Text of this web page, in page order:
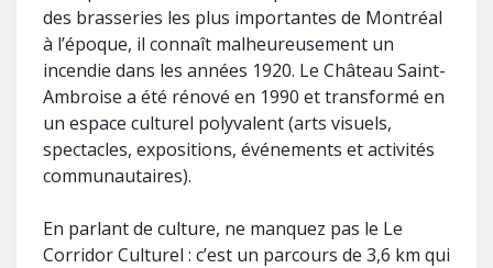
des brasseries les plus importantes de Montréal
à l’époque, il connaît malheureusement un
incendie dans les années 1920. Le Château Saint-
Ambroise a été rénové en 1990 et transformé en
un espace culturel polyvalent (arts visuels,
spectacles, expositions, événements et activités
communautaires).
En parlant de culture, ne manquez pas le Le
Corridor Culturel : c’est un parcours de 3,6 km qui